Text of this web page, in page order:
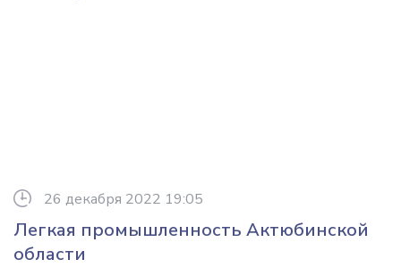
26 декабря 2022 19:05
Легкая промышленность Актюбинской
области